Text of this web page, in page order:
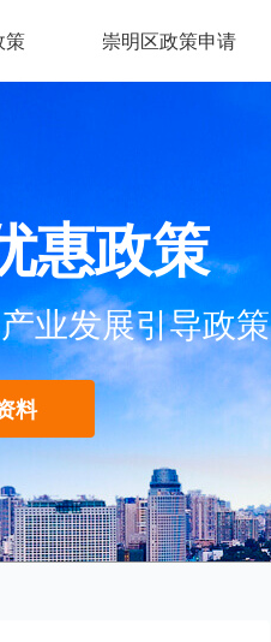
策 崇明区政策申请
惠政策
业发展引导政策
料